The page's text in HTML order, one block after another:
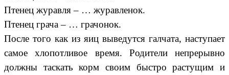
Птенец журавля – … журавленок.
Птенец грача – … грачонок.
После того как из яиц выведутся галчата, наступает
самое хлопотливое время. Родители непрерывно
должны таскать корм своим быстро растущим и